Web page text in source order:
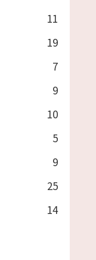
11
19
7
9
10
5
9
25
14